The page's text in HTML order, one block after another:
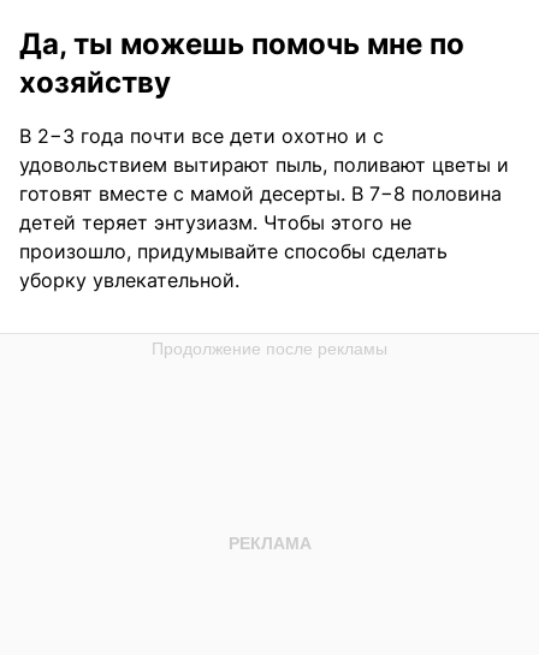
Да, ты можешь помочь мне по
хозяйству
В 2−3 года почти все дети охотно и с
удовольствием вытирают пыль, поливают цветы и
готовят вместе с мамой десерты. В 7−8 половина
детей теряет энтузиазм. Чтобы этого не
произошло, придумывайте способы сделать
уборку увлекательной.